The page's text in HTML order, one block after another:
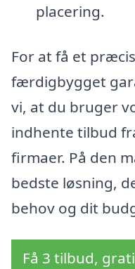
placering.
For at få et
færdigbygget
vi, at du bruger
indhente tilbud
firmaer. På den
bedste løsning,
behov og dit
Få 3 tilbud,